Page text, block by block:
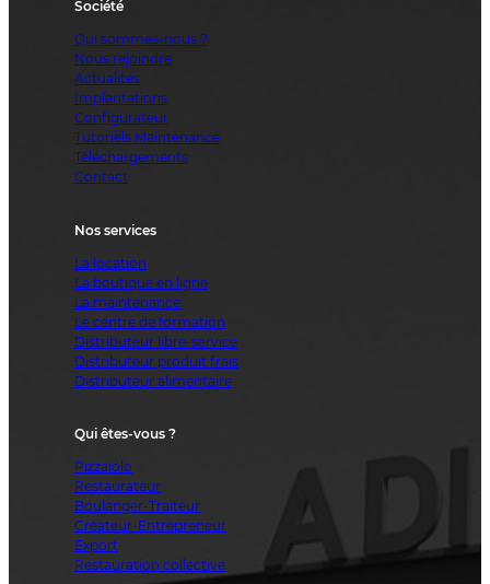
Société
Qui sommes-nous ?
Nous rejoindre
Actualités
Implantations
Configurateur
Tutoriels Maintenance
Téléchargements
Contact
Nos services
La location
La boutique en ligne
La maintenance
Le centre de formation
Distributeur libre-service
Distributeur produit frais
Distributeur alimentaire
Qui êtes-vous ?
Pizzaiolo
Restaurateur
Boulanger-Traiteur
Créateur-Entrepreneur
Export
Restauration collective